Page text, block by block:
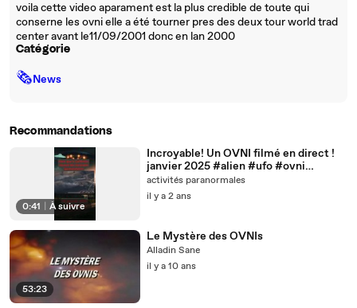
voila cette video aparament est la plus credible de toute qui
conserne les ovni elle a été tourner pres des deux tour world trad
center avant le11/09/2001 donc en lan 2000
Catégorie
🗞News
Recommandations
0:41 À suivre
Incroyable! Un OVNI filmé en direct !
janvier 2025 #alien #ufo #ovni
#mystery
activités paranormales
il y a 2 ans
53:23
Le Mystère des OVNIs
Alladin Sane
il y a 10 ans